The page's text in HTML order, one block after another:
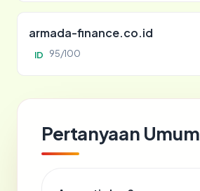
armada-finance.co.id
ID 95/100
Pertanyaan Umum